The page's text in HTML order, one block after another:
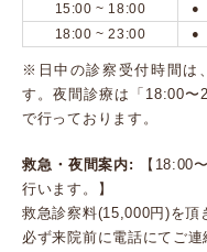
15:00 ~ 18:00 ●
18:00 ~ 23:00 ●
※日中の診察受付時間は
す。夜間診療は「18:00〜
で行っております。
救急・夜間案内:
【18:00
行います。】
救急診察料(15,000円)を頂
必ず来院前に電話にてご連